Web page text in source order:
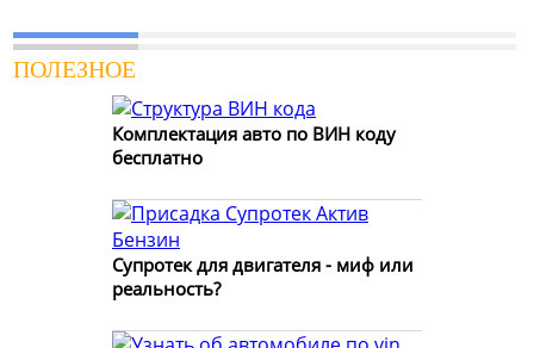
ПОЛЕЗНОЕ
Комплектация авто по ВИН коду
бесплатно
Супротек для двигателя - миф или
реальность?